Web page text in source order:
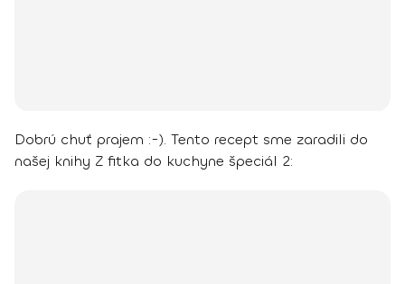
Dobrú chuť prajem :-). Tento recept sme zaradili do
našej knihy Z fitka do kuchyne špeciál 2: